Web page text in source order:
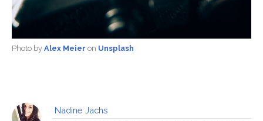
Photo by Alex Meier on Unsplash
Nadine Jachs